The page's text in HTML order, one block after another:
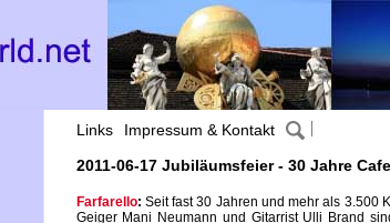
Links Impressum & Kontakt
2011-06-17 Jubiläumsfeier - 30 Jahre
Farfarello: Seit fast 30 Jahren und mehr als 3.500
Geiger Mani Neumann und Gitarrist Ulli Brand